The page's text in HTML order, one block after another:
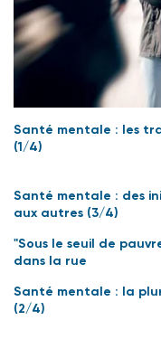
Santé mentale : les
(1/4)
Santé mentale : des
aux autres (3/4)
"Sous le seuil de
dans la rue
Santé mentale : la
(2/4)